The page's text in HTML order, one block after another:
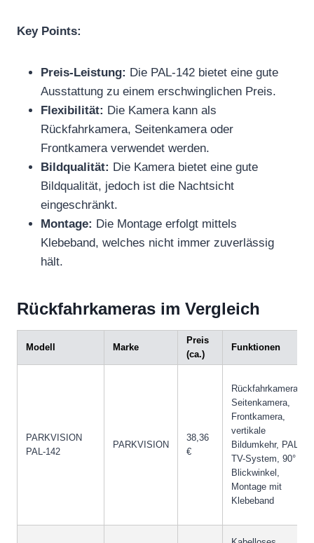
Key Points:
Preis-Leistung: Die PAL-142 bietet eine gute
Ausstattung zu einem erschwinglichen Preis.
Flexibilität: Die Kamera kann als
Rückfahrkamera, Seitenkamera oder
Frontkamera verwendet werden.
Bildqualität: Die Kamera bietet eine gute
Bildqualität, jedoch ist die Nachtsicht
eingeschränkt.
Montage: Die Montage erfolgt mittels
Klebeband, welches nicht immer zuverlässig
hält.
Rückfahrkameras im Vergleich
Modell Marke
Preis
(ca.)
Funktionen
PARKVISION
PAL-142
PARKVISION
38,36
€
Rückfahrkamera,
Seitenkamera,
Frontkamera,
vertikale
Bildumkehr, PAL-
TV-System, 90°
Blickwinkel,
Montage mit
Klebeband